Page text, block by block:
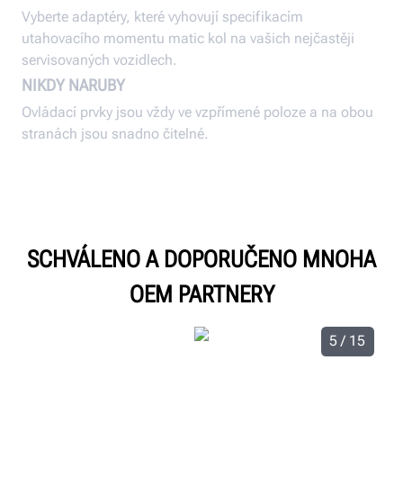
Vyberte adaptéry, které vyhovují specifikacím
utahovacího momentu matic kol na vašich nejčastěji
servisovaných vozidlech.
NIKDY NARUBY
Ovládací prvky jsou vždy ve vzpřímené poloze a na obou
stranách jsou snadno čitelné.
SCHVÁLENO A DOPORUČENO MNOHA
OEM PARTNERY
5 / 15